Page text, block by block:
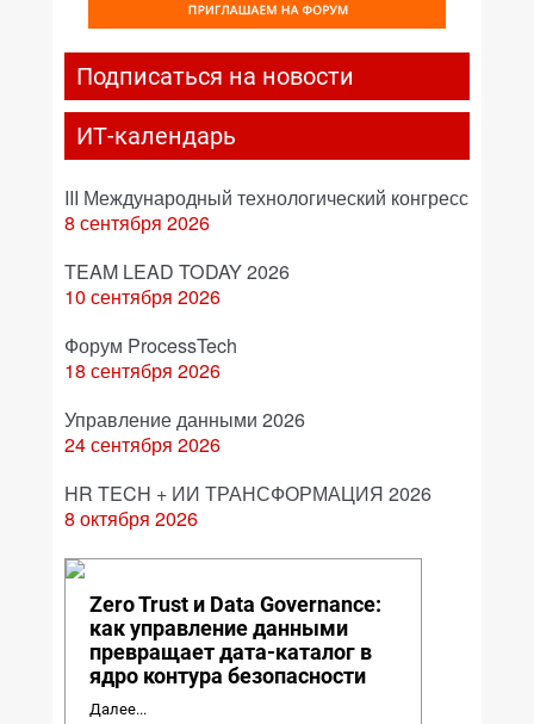
Подписаться на новости
ИТ-календарь
III Международный технологический конгресс
8 сентября 2026
TEAM LEAD TODAY 2026
10 сентября 2026
Форум ProcessTech
18 сентября 2026
Управление данными 2026
24 сентября 2026
HR TECH + ИИ ТРАНСФОРМАЦИЯ 2026
8 октября 2026
Zero Trust и Data Governance:
как управление данными
превращает дата-каталог в
ядро контура безопасности
Далее...